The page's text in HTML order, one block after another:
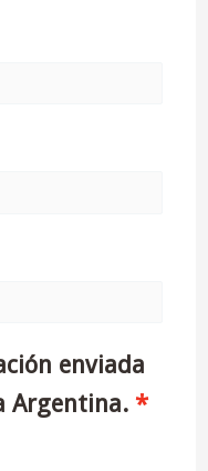
enviada
Argentina.